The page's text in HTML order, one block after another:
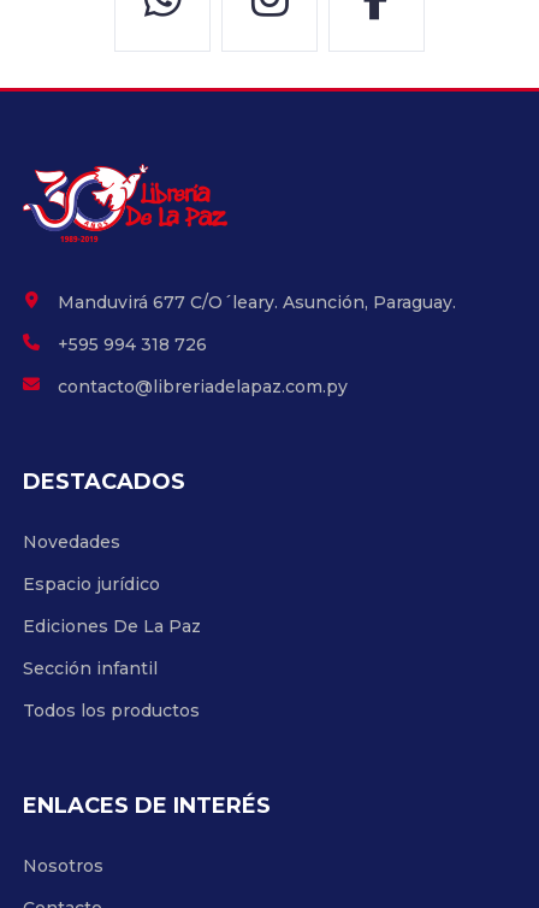
Manduvirá 677 C/O´leary. Asunción, Paraguay.
+595 994 318 726
contacto@libreriadelapaz.com.py
DESTACADOS
Novedades
Espacio jurídico
Ediciones De La Paz
Sección infantil
Todos los productos
ENLACES DE INTERÉS
Nosotros